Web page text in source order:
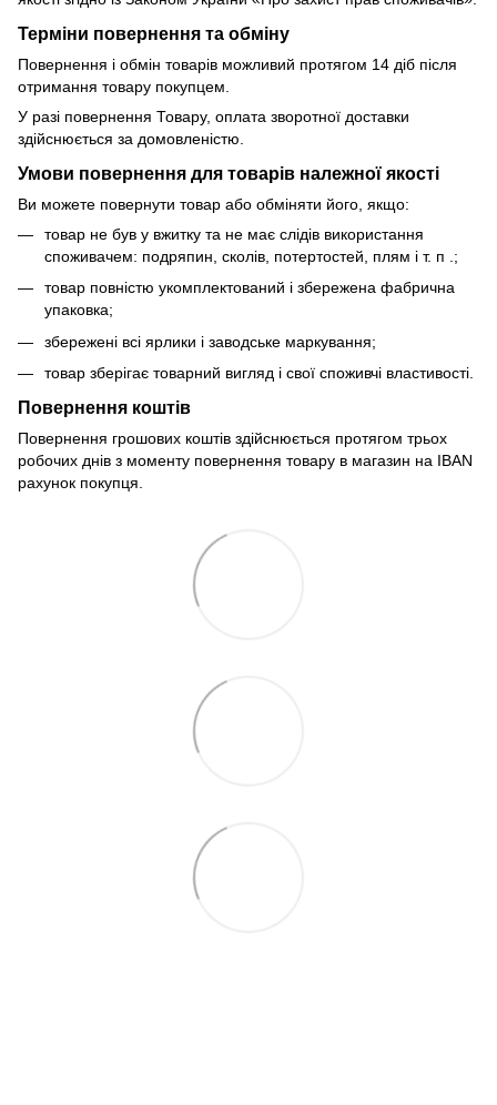
Терміни повернення та обміну
Повернення і обмін товарів можливий протягом 14 діб після
отримання товару покупцем.
У разі повернення Товару, оплата зворотної доставки
здійснюється за домовленістю.
Умови повернення для товарів належної якості
Ви можете повернути товар або обміняти його, якщо:
товар не був у вжитку та не має слідів використання
споживачем: подряпин, сколів, потертостей, плям і т. п .;
товар повністю укомплектований і збережена фабрична
упаковка;
збережені всі ярлики і заводське маркування;
товар зберігає товарний вигляд і свої споживчі властивості.
Повернення коштів
Повернення грошових коштів здійснюється протягом трьох
робочих днів з моменту повернення товару в магазин на IBAN
рахунок покупця.